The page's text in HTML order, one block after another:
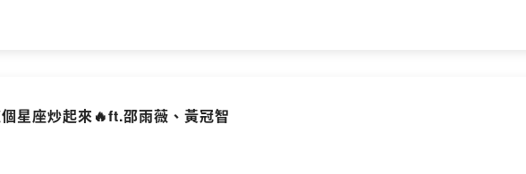
星座炒起來🔥ft.邵雨薇、黃冠智